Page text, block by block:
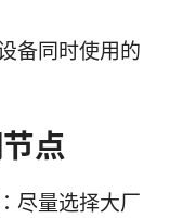
备同时使用的
点
尽量选择大厂